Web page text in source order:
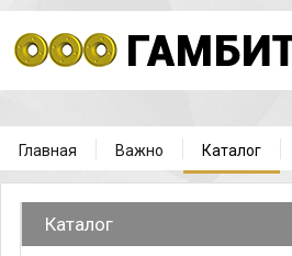
Главная Важно Каталог
Каталог